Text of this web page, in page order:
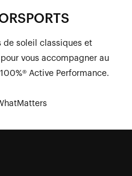
de soleil classiques et
vous accompagner au
Active Performance.